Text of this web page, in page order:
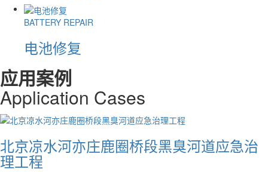
BATTERY REPAIR
电池修复
应用案例
Application Cases
北京凉水河亦庄鹿圈桥段黑臭河道应急治
理工程